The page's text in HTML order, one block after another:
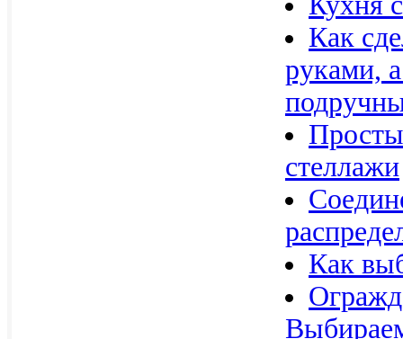
Как
руками,
стеллажи
Как